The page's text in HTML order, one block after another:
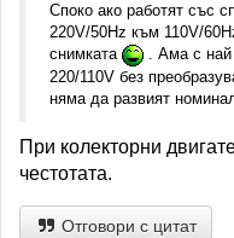
Споко ако работят със
220V/50Hz към 110V/
снимката
. Ама с най
220/110V без
няма да развият
При колекторни
честотата.
Отговори с цитат